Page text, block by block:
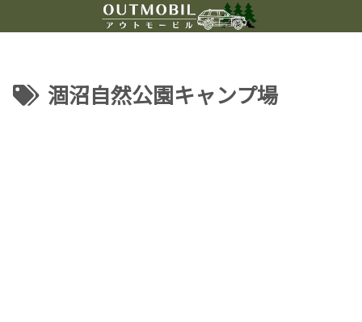
涸沼自然公園キャンプ場